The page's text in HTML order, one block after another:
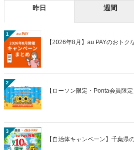
昨日 週間
1
【2026年8月】au PAYのおトク
2
【ローソン限定・Ponta会員限
3
【自治体キャンペーン】千葉県